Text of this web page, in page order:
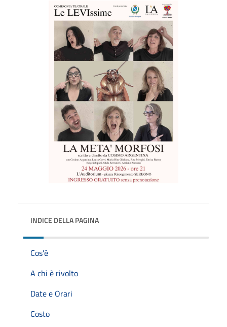
INDICE DELLA PAGINA
Cos'è
A chi è rivolto
Date e Orari
Costo